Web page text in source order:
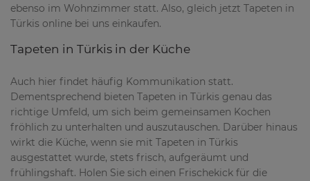
ebenso im Wohnzimmer statt. Also, gleich jetzt Tapeten in
Türkis online bei uns einkaufen.
Tapeten in Türkis in der Küche
Auch hier findet häufig Kommunikation statt.
Dementsprechend bieten Tapeten in Türkis genau das
richtige Umfeld, um sich beim gemeinsamen Kochen
fröhlich zu unterhalten und auszutauschen. Darüber hinaus
wirkt die Küche, wenn sie mit Tapeten in Türkis
ausgestattet wurde, stets frisch, aufgeräumt und
frühlingshaft. Holen Sie sich einen Frischekick für die